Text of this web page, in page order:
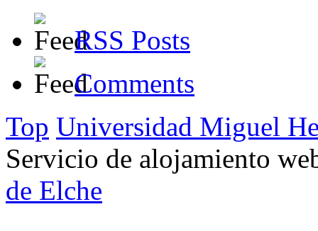
RSS Posts
Comments
Top Universidad Miguel
Servicio de alojamiento
de Elche